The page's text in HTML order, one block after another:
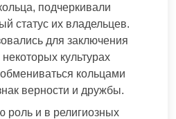
подчеркивали
статус их владельцев.
для заключения
культурах
кольцами
верности и дружбы.
роль и в религиозных